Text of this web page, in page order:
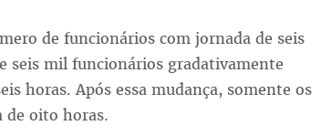
de funcionários com jornada de seis
seis mil funcionários gradativamente
horas. Após essa mudança, somente os
de oito horas.